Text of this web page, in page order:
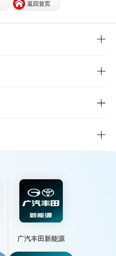
返回首页
广汽丰田新能源